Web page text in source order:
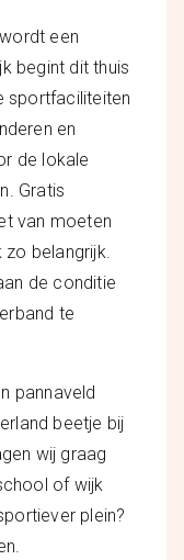
een
begint dit thuis
sportfaciliteiten
en
de lokale
Gratis
van moeten
belangrijk.
de conditie
te
pannaveld
beetje bij
wij graag
of wijk
plein?